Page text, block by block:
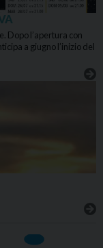
Dopo l’apertura con
a giugno l’inizio del